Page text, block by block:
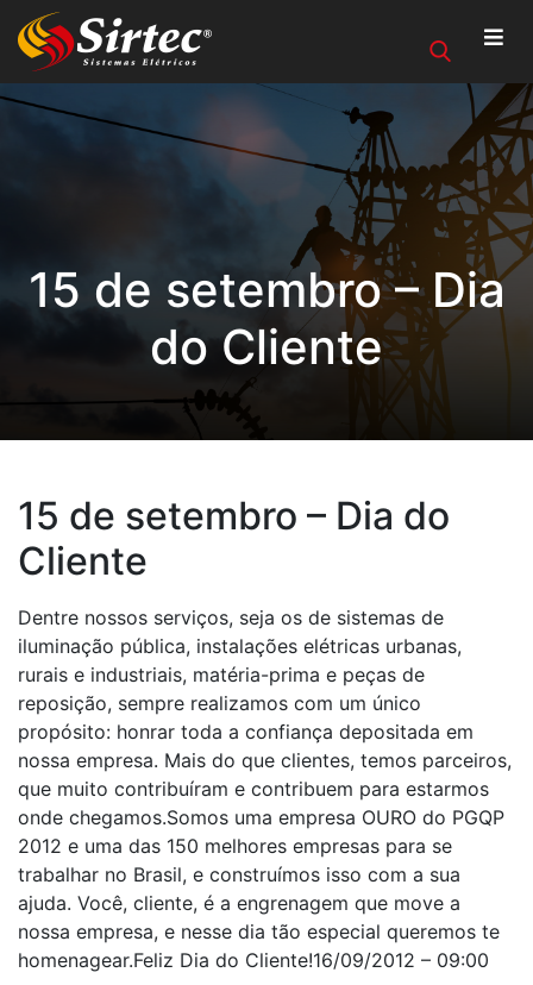
15 de setembro – Dia
do Cliente
15 de setembro – Dia do
Cliente
Dentre nossos serviços, seja os de sistemas de
iluminação pública, instalações elétricas urbanas,
rurais e industriais, matéria-prima e peças de
reposição, sempre realizamos com um único
propósito: honrar toda a confiança depositada em
nossa empresa. Mais do que clientes, temos parceiros,
que muito contribuíram e contribuem para estarmos
onde chegamos.Somos uma empresa OURO do PGQP
2012 e uma das 150 melhores empresas para se
trabalhar no Brasil, e construímos isso com a sua
ajuda. Você, cliente, é a engrenagem que move a
nossa empresa, e nesse dia tão especial queremos te
homenagear.Feliz Dia do Cliente!16/09/2012 – 09:00